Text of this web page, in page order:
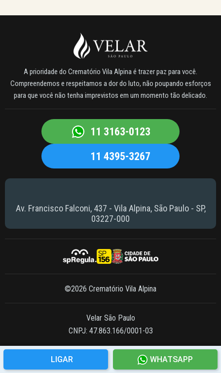
A prioridade do Crematório Vila Alpina é trazer paz para você.
Compreendemos e respeitamos a dor do luto, não poupando esforços
para que você não tenha imprevistos em um momento tão delicado.
11 3163-0123
11 4395-3267
Av. Francisco Falconi, 437 - Vila Alpina, São Paulo - SP,
03227-000
©2026 Crematório Vila Alpina
Velar São Paulo
CNPJ: 47.863.166/0001-03
LIGAR WHATSAPP